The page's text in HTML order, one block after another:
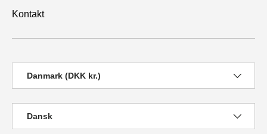
Kontakt
Danmark (DKK kr.)
Dansk